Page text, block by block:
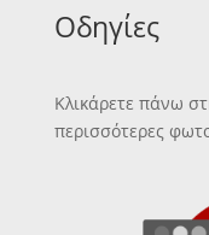
Οδηγίες
Κλικάρετε πάνω
περισσότερες